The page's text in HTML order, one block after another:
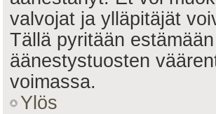
valvojat ja ylläpitäjät
Tällä pyritään
äänestystuosten
voimassa.
Ylös